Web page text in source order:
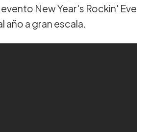
New Year's Rockin' Eve
año a gran escala.